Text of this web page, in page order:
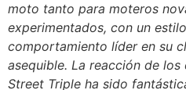
moto tanto para moteros
experimentados, con un
comportamiento líder en su
asequible. La reacción de los
Street Triple ha sido